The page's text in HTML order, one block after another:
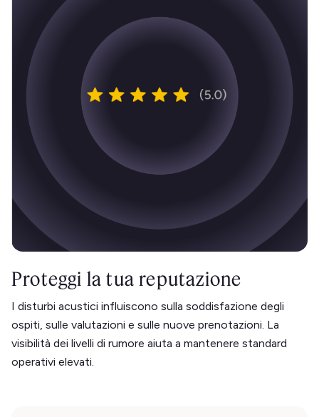
Proteggi la tua reputazione
I disturbi acustici influiscono sulla soddisfazione degli
ospiti, sulle valutazioni e sulle nuove prenotazioni. La
visibilità dei livelli di rumore aiuta a mantenere standard
operativi elevati.